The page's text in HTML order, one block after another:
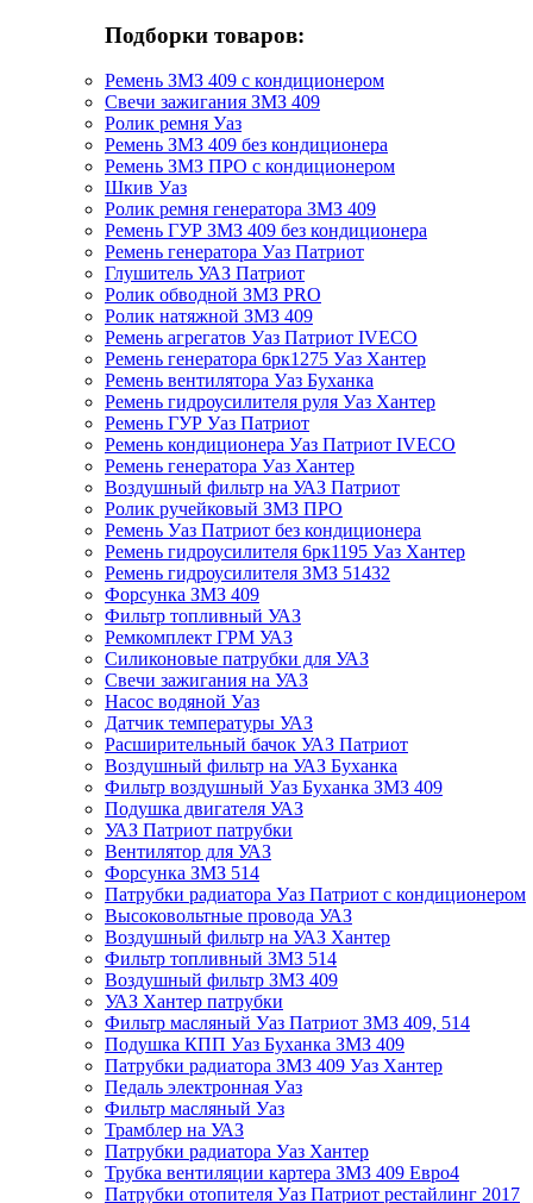
Подборки товаров:
Ремень ЗМЗ 409 с кондиционером
Свечи зажигания ЗМЗ 409
Ролик ремня Уаз
Ремень ЗМЗ 409 без кондиционера
Ремень ЗМЗ ПРО с кондиционером
Шкив Уаз
Ролик ремня генератора ЗМЗ 409
Ремень ГУР ЗМЗ 409 без кондиционера
Ремень генератора Уаз Патриот
Глушитель УАЗ Патриот
Ролик обводной ЗМЗ PRO
Ролик натяжной ЗМЗ 409
Ремень агрегатов Уаз Патриот IVECO
Ремень генератора 6рк1275 Уаз Хантер
Ремень вентилятора Уаз Буханка
Ремень гидроусилителя руля Уаз Хантер
Ремень ГУР Уаз Патриот
Ремень кондиционера Уаз Патриот IVECO
Ремень генератора Уаз Хантер
Воздушный фильтр на УАЗ Патриот
Ролик ручейковый ЗМЗ ПРО
Ремень Уаз Патриот без кондиционера
Ремень гидроусилителя 6рк1195 Уаз Хантер
Ремень гидроусилителя ЗМЗ 51432
Форсунка ЗМЗ 409
Фильтр топливный УАЗ
Ремкомплект ГРМ УАЗ
Силиконовые патрубки для УАЗ
Свечи зажигания на УАЗ
Насос водяной Уаз
Датчик температуры УАЗ
Расширительный бачок УАЗ Патриот
Воздушный фильтр на УАЗ Буханка
Фильтр воздушный Уаз Буханка ЗМЗ 409
Подушка двигателя УАЗ
УАЗ Патриот патрубки
Вентилятор для УАЗ
Форсунка ЗМЗ 514
Патрубки радиатора Уаз Патриот с кондиционером
Высоковольтные провода УАЗ
Воздушный фильтр на УАЗ Хантер
Фильтр топливный ЗМЗ 514
Воздушный фильтр ЗМЗ 409
УАЗ Хантер патрубки
Фильтр масляный Уаз Патриот ЗМЗ 409, 514
Подушка КПП Уаз Буханка ЗМЗ 409
Патрубки радиатора ЗМЗ 409 Уаз Хантер
Педаль электронная Уаз
Фильтр масляный Уаз
Трамблер на УАЗ
Патрубки радиатора Уаз Хантер
Трубка вентиляции картера ЗМЗ 409 Евро4
Патрубки отопителя Уаз Патриот рестайлинг 2017